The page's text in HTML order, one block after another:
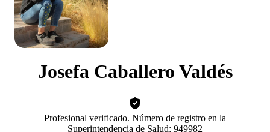
Josefa Caballero Valdés
Profesional verificado. Número de registro en la
Superintendencia de Salud: 949982